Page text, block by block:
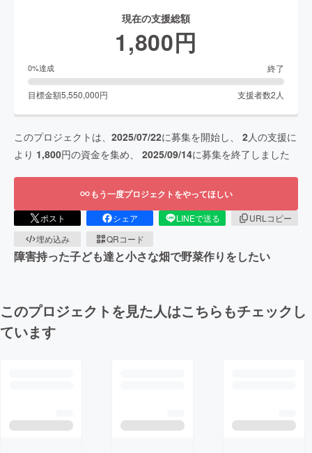
現在の支援総額
1,800円
0%達成 終了
目標金額5,550,000円 支援者数2 人
このプロジェクトは、 2025/07/22に募集を開始し、 2人の支援に
より 1,800円の資金を集め、 2025/09/14に募集を終了しました
もう一度プロジェクトをやってほしい
ポスト シェア LINEで送る
URLコピー
埋め込み
QRコード
障害持った子ども達と小さな畑で野菜作りをしたい
このプロジェクトを見た人はこちらもチェックし
ています